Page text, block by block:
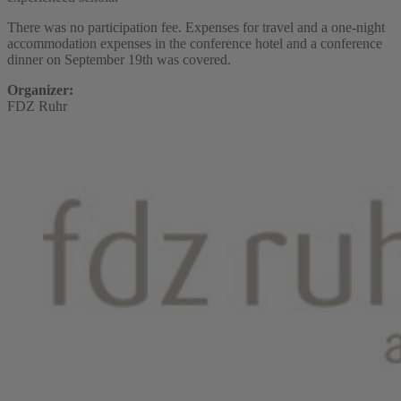
There was no participation fee. Expenses for travel and a one-night
accommodation expenses in the conference hotel and a conference
dinner on September 19th was covered.
Organizer:
FDZ Ruhr